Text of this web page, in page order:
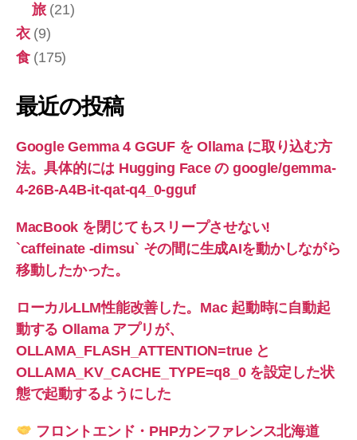
旅(21)
衣(9)
食(175)
最近の投稿
Google Gemma 4 GGUF を Ollama に取り込む方
法。具体的には Hugging Face の google/gemma-
4-26B-A4B-it-qat-q4_0-gguf
MacBook を閉じてもスリープさせない!
`caffeinate -dimsu` その間に生成AIを動かしながら
移動したかった。
ローカルLLM性能改善した。Mac 起動時に自動起
動する Ollama アプリが、
OLLAMA_FLASH_ATTENTION=true と
OLLAMA_KV_CACHE_TYPE=q8_0 を設定した状
態で起動するようにした
フロントエンド・PHPカンファレンス北海道